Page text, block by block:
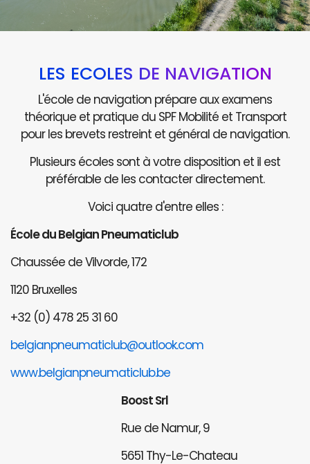
LES ÉCOLES DE NAVIGATION
L'école de navigation prépare aux examens
théorique et pratique du SPF Mobilité et Transport
pour les brevets restreint et général de navigation.
Plusieurs écoles sont à votre disposition et il est
préférable de les contacter directement.
Voici quatre d'entre elles :
École du Belgian Pneumaticlub
Chaussée de Vilvorde, 172
1120 Bruxelles
+32 (0) 478 25 31 60
belgianpneumaticlub@outlook.com
www.belgianpneumaticlub.be
Boost Srl
Rue de Namur, 9
5651 Thy-Le-Chateau